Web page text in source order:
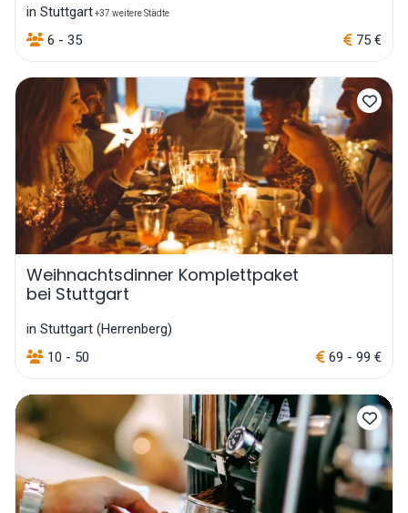
in Stuttgart+37 weitere Städte
6 - 35 75 €
Weihnachtsdinner Komplettpaket
bei Stuttgart
in Stuttgart (Herrenberg)
10 - 50
69 - 99 €